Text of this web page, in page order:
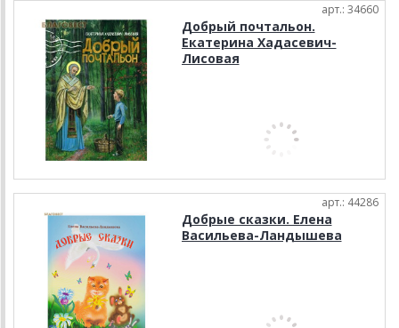
арт.: 34660
Добрый почтальон.
Екатерина Хадасевич-
Лисовая
арт.: 44286
Добрые сказки. Елена
Васильева-Ландышева